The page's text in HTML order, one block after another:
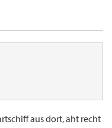
aus dort, aht recht